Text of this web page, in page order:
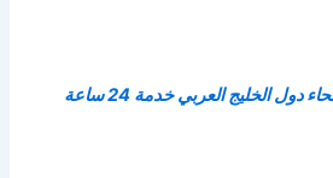
الخليج العربي خدمة 24 ساعة